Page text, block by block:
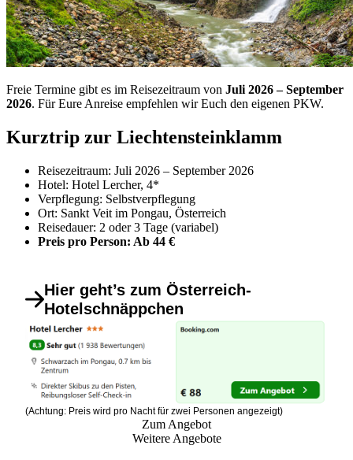
Freie Termine gibt es im Reisezeitraum von Juli 2026 – September
2026. Für Eure Anreise empfehlen wir Euch den eigenen PKW.
Kurztrip zur Liechtensteinklamm
Reisezeitraum: Juli 2026 – September 2026
Hotel: Hotel Lercher, 4*
Verpflegung: Selbstverpflegung
Ort: Sankt Veit im Pongau, Österreich
Reisedauer: 2 oder 3 Tage (variabel)
Preis pro Person: Ab 44 €
Hier geht’s zum Österreich-
Hotelschnäppchen
(Achtung: Preis wird pro Nacht für zwei Personen angezeigt)
Zum Angebot
Weitere Angebote